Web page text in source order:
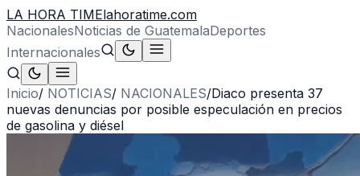
LA HORA TIMElahoratime.com
NacionalesNoticias de GuatemalaDeportes
Internacionales
Inicio/ NOTICIAS/ NACIONALES/Diaco presenta 37
nuevas denuncias por posible especulación en precios
de gasolina y diésel